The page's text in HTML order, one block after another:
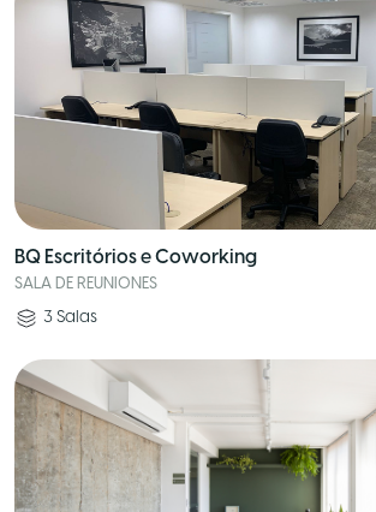
BQ Escritórios e Coworking
SALA DE REUNIONES
3 Salas